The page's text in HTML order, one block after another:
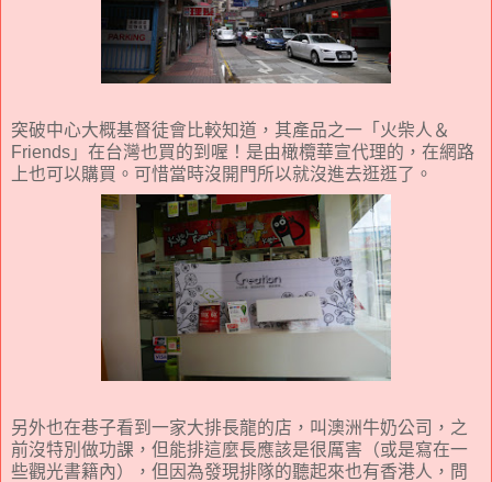
突破中心大概基督徒會比較知道，其產品之一「火柴人＆
Friends」在台灣也買的到喔！是由橄欖華宣代理的，在網路
上也可以購買。可惜當時沒開門所以就沒進去逛逛了。
另外也在巷子看到一家大排長龍的店，叫澳洲牛奶公司，之
前沒特別做功課，但能排這麼長應該是很厲害（或是寫在一
些觀光書籍內），但因為發現排隊的聽起來也有香港人，問